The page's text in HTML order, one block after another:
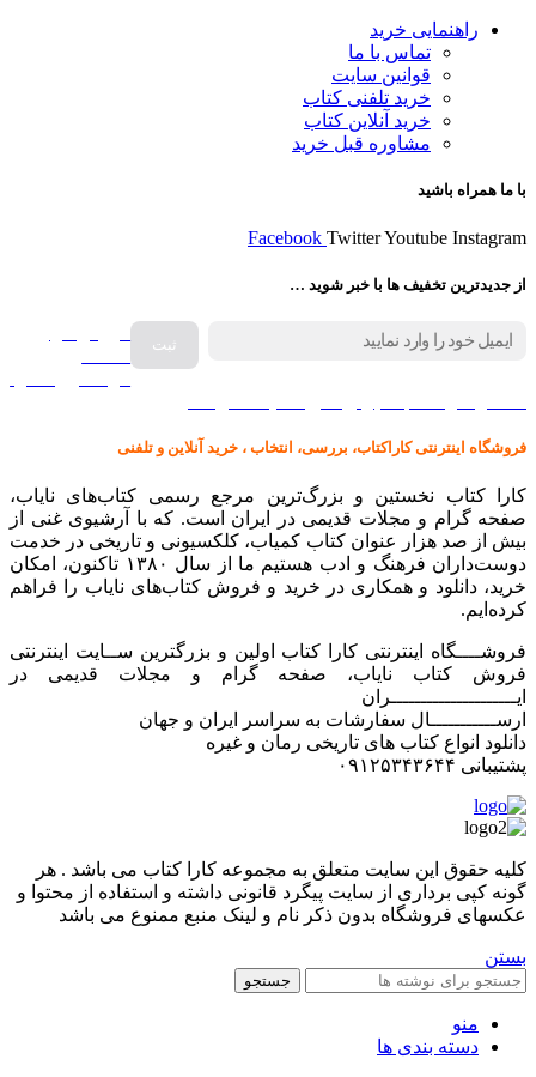
راهنمایی خرید
تماس با ما
قوانین سایت
خرید تلفنی کتاب
خرید آنلاین کتاب
مشاوره قبل خرید
با ما همراه باشید
Facebook TwitterYoutube Instagram
از جدیدترین تخفیف ها با خبر شوید …
فروش انواع
فروشگاه اینترنتی کاراکتاب، بررسی، انتخاب ، خرید آنلاین و تلفنی
کارا کتاب نخستین و بزرگ‌ترین مرجع رسمی کتاب‌های نایاب،
صفحه گرام و مجلات قدیمی در ایران است. که با آرشیوی غنی از
بیش از صد هزار عنوان کتاب کمیاب، کلکسیونی و تاریخی در خدمت
دوست‌داران فرهنگ و ادب هستیم ما از سال ۱۳۸۰ تاکنون، امکان
خرید، دانلود و همکاری در خرید و فروش کتاب‌های نایاب را فراهم
کرده‌ایم.
فروشــــگاه اینترنتی کارا کتاب اولین و بزرگترین ســایت اینترنتی
فروش کتاب نایاب، صفحه گرام و مجلات قدیمی در
ایـــــــــــــــــــــران
ارســـــــــــال سفارشات به سراسر ایران و جهان
دانلود انواع کتاب های تاریخی رمان و غیره
پشتیبانی ۰۹۱۲۵۳۴۳۶۴۴
کليه حقوق اين سايت متعلق به مجموعه کارا کتاب می باشد . هر
گونه کپی برداری از سایت پیگرد قانونی داشته و استفاده از محتوا و
عکسهای فروشگاه بدون ذکر نام و لینک منبع ممنوع می باشد
بستن
جستجو
منو
دسته بندی ها